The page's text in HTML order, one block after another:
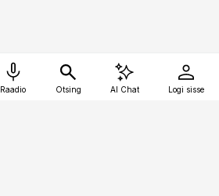
Raadio Otsing AI Chat Logi sisse